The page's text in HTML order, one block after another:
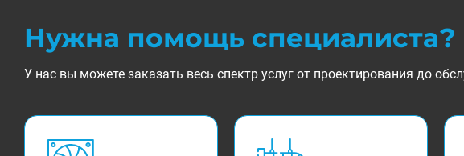
Нужна помощь специалиста?
У нас вы можете заказать весь спектр услуг от проектирования до